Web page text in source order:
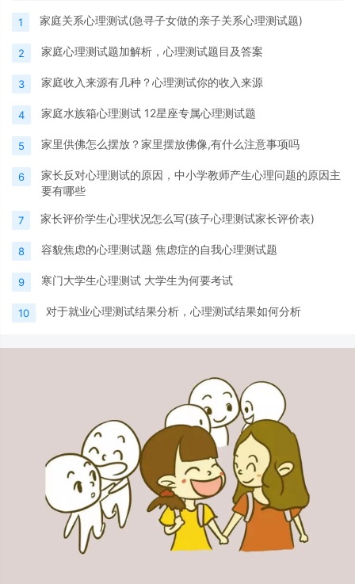
1 家庭关系心理测试(急寻子女做的亲子关系心理测试题)
2 家庭心理测试题加解析，心理测试题目及答案
3 家庭收入来源有几种？心理测试你的收入来源
4 家庭水族箱心理测试 12星座专属心理测试题
5 家里供佛怎么摆放？家里摆放佛像,有什么注意事项吗
6
家长反对心理测试的原因，中小学教师产生心理问题的原因主
要有哪些
7 家长评价学生心理状况怎么写(孩子心理测试家长评价表)
8 容貌焦虑的心理测试题 焦虑症的自我心理测试题
9 寒门大学生心理测试 大学生为何要考试
10 对于就业心理测试结果分析，心理测试结果如何分析